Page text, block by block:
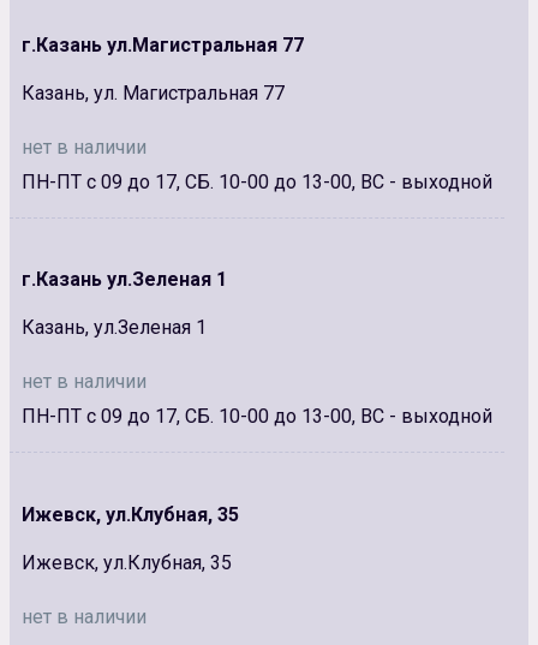
г.Казань ул.Магистральная 77
Казань, ул. Магистральная 77
нет в наличии
ПН-ПТ с 09 до 17, СБ. 10-00 до 13-00, ВС - выходной
г.Казань ул.Зеленая 1
Казань, ул.Зеленая 1
нет в наличии
ПН-ПТ с 09 до 17, СБ. 10-00 до 13-00, ВС - выходной
Ижевск, ул.Клубная, 35
Ижевск, ул.Клубная, 35
нет в наличии